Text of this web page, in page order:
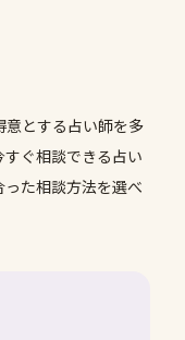
意とする占い師を多
ぐ相談できる占い
た相談方法を選べ